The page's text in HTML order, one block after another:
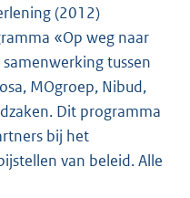
(2012)
«Op weg naar
tussen
MOgroep, Nibud,
Dit programma
bij het
van beleid. Alle